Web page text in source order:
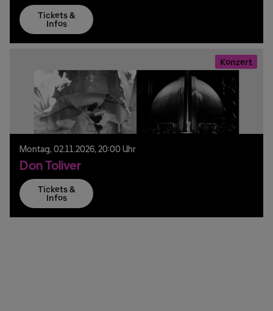
Tickets &
Infos
Konzert
Montag, 02.11.2026, 20:00 Uhr
Don Toliver
Tickets &
Infos